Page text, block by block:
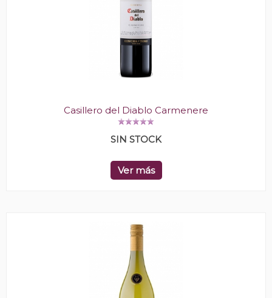
Casillero del Diablo Carmenere
SIN STOCK
Ver más